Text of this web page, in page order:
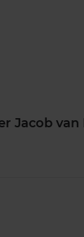
Jacob